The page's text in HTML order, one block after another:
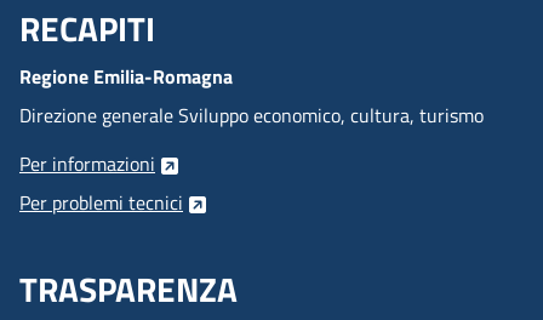
Menu Footer
RECAPITI
Regione Emilia-Romagna
Direzione generale Sviluppo economico, cultura, turismo
Per informazioni
Per problemi tecnici
TRASPARENZA